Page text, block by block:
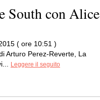
South con Alice
( ore 10:51 )
Arturo Perez-Reverte, La
Leggere il seguito